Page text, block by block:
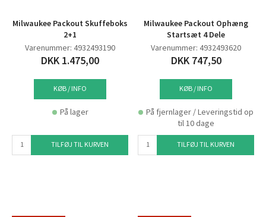
Milwaukee Packout Skuffeboks
2+1
Varenummer: 4932493190
DKK 1.475,00
KØB / INFO
På lager
TILFØJ TIL KURVEN
Milwaukee Packout Ophæng
Startsæt 4 Dele
Varenummer: 4932493620
DKK 747,50
KØB / INFO
På fjernlager / Leveringstid op
til 10 dage
TILFØJ TIL KURVEN